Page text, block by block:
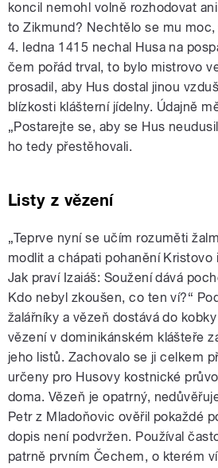
koncil nemohl volně rozhodovat
to Zikmund? Nechtělo se mu
4. ledna 1415 nechal Husa na
čem pořád trval, to bylo mistrovo
prosadil, aby Hus dostal jinou
blízkosti klášterní jídelny. Údajně
„Postarejte se, aby se Hus
ho tedy přestěhovali.
Listy z vězení
„Teprve nyní se učím rozuměti
modlit a chápati pohanění
Jak praví Izaiáš: Soužení dává
Kdo nebyl zkoušen, co ten ví?“
žalářníky a vězeň dostává do
vězení v dominikánském klášteře
jeho listů. Zachovalo se ji celkem
určeny pro Husovy kostnické
doma. Vězeň je opatrný,
Petr z Mladoňovic ověřil pokaždé
dopis není podvržen. Používal
patrně prvním Čechem, o kterém